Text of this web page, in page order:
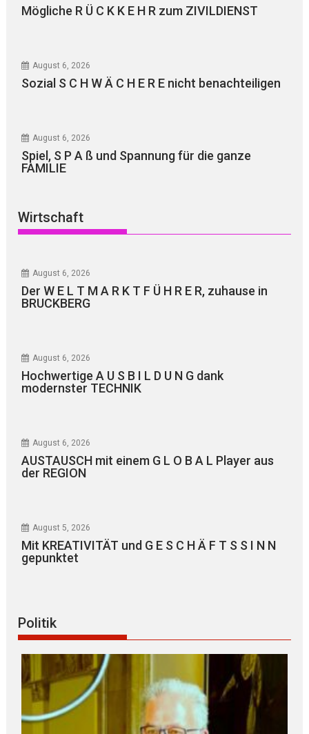
Mögliche R Ü C K K E H R zum ZIVILDIENST
August 6, 2026
Sozial S C H W Ä C H E R E nicht benachteiligen
August 6, 2026
Spiel, S P A ß und Spannung für die ganze
FAMILIE
Wirtschaft
August 6, 2026
Der W E L T M A R K T F Ü H R E R, zuhause in
BRUCKBERG
August 6, 2026
Hochwertige A U S B I L D U N G dank
modernster TECHNIK
August 6, 2026
AUSTAUSCH mit einem G L O B A L Player aus
der REGION
August 5, 2026
Mit KREATIVITÄT und G E S C H Ä F T S S I N N
gepunktet
Politik